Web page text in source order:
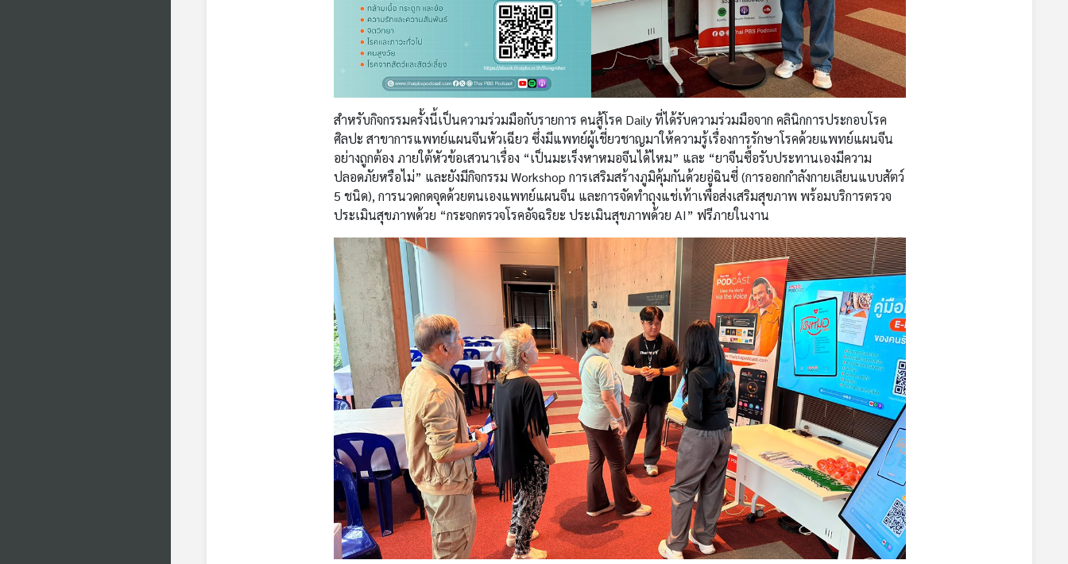
สำหรับกิจกรรมครั้งนี้เป็นความร่วมมือกับรายการ คนสู้โรค Daily ที่ได้รับความร่วมมือจาก คลินิกการประกอบโรค
ศิลปะ สาขาการแพทย์แผนจีนหัวเฉียว ซึ่งมีแพทย์ผู้เชี่ยวชาญมาให้ความรู้เรื่องการรักษาโรคด้วยแพทย์แผนจีน
อย่างถูกต้อง ภายใต้หัวข้อเสวนาเรื่อง “เป็นมะเร็งหาหมอจีนได้ไหม” และ “ยาจีนซื้อรับประทานเองมีความ
ปลอดภัยหรือไม่” และยังมีกิจกรรม Workshop การเสริมสร้างภูมิคุ้มกันด้วยอู่ฉินซี่ (การออกกำลังกายเลียนแบบสัตว์
5 ชนิด), การนวดกดจุดด้วยตนเองแพทย์แผนจีน และการจัดทำถุงแช่เท้าเพื่อส่งเสริมสุขภาพ พร้อมบริการตรวจ
ประเมินสุขภาพด้วย “กระจกตรวจโรคอัจฉริยะ ประเมินสุขภาพด้วย AI” ฟรีภายในงาน